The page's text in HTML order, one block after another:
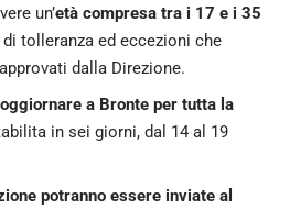
un’età compresa tra i 17 e i 35
tolleranza ed eccezioni che
dalla Direzione.
a Bronte per tutta la
in sei giorni, dal 14 al 19
potranno essere inviate al